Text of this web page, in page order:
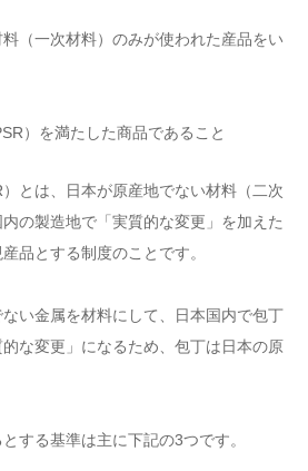
（一次材料）のみが使われた産品をい
）を満たした商品であること
とは、日本が原産地でない材料（二次
の製造地で「実質的な変更」を加えた
品とする制度のことです。
い金属を材料にして、日本国内で包丁
な変更」になるため、包丁は日本の原
する基準は主に下記の3つです。